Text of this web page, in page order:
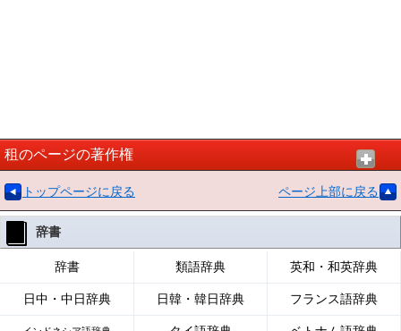
租のページの著作権
トップページに戻る ページ上部に戻る
辞書
辞書 類語辞典 英和・和英辞典
日中・中日辞典 日韓・韓日辞典 フランス語辞典